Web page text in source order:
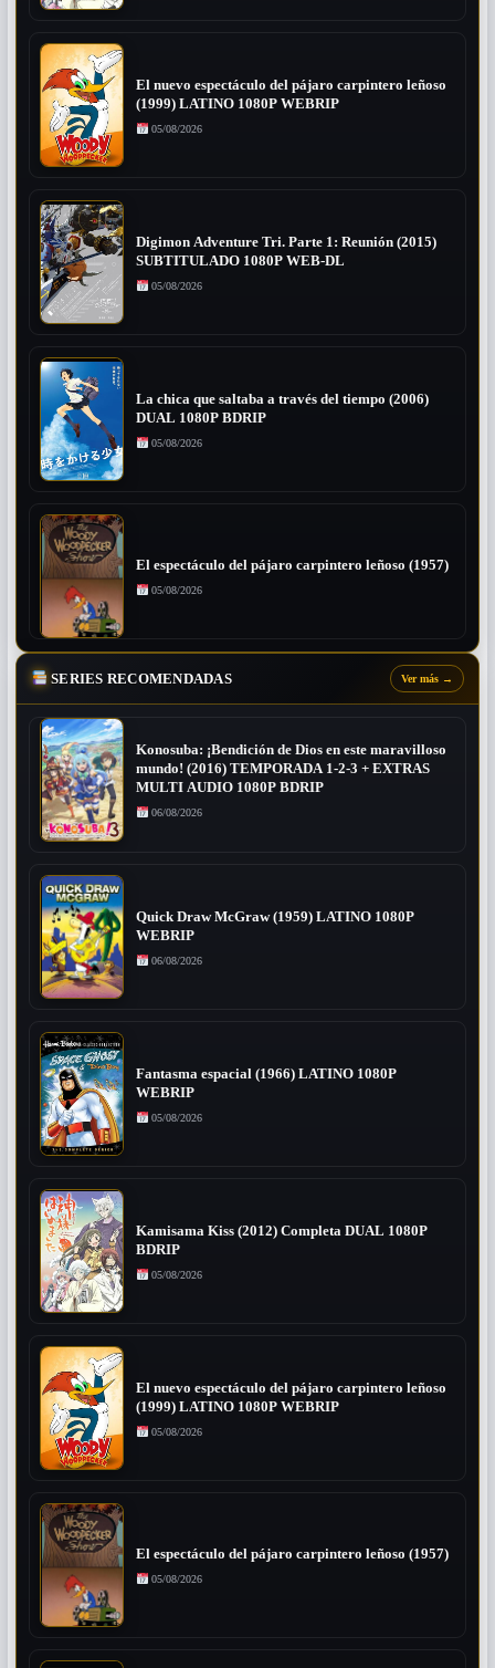
El nuevo espectáculo del pájaro carpintero leñoso
(1999) LATINO 1080P WEBRIP
05/08/2026
Digimon Adventure Tri. Parte 1: Reunión (2015)
SUBTITULADO 1080P WEB-DL
05/08/2026
La chica que saltaba a través del tiempo (2006)
DUAL 1080P BDRIP
05/08/2026
El espectáculo del pájaro carpintero leñoso (1957)
05/08/2026
SERIES RECOMENDADAS Ver más →
Konosuba: ¡Bendición de Dios en este maravilloso
mundo! (2016) TEMPORADA 1-2-3 + EXTRAS
MULTI AUDIO 1080P BDRIP
06/08/2026
Quick Draw McGraw (1959) LATINO 1080P
WEBRIP
06/08/2026
Fantasma espacial (1966) LATINO 1080P
WEBRIP
05/08/2026
Kamisama Kiss (2012) Completa DUAL 1080P
BDRIP
05/08/2026
El nuevo espectáculo del pájaro carpintero leñoso
(1999) LATINO 1080P WEBRIP
05/08/2026
El espectáculo del pájaro carpintero leñoso (1957)
05/08/2026